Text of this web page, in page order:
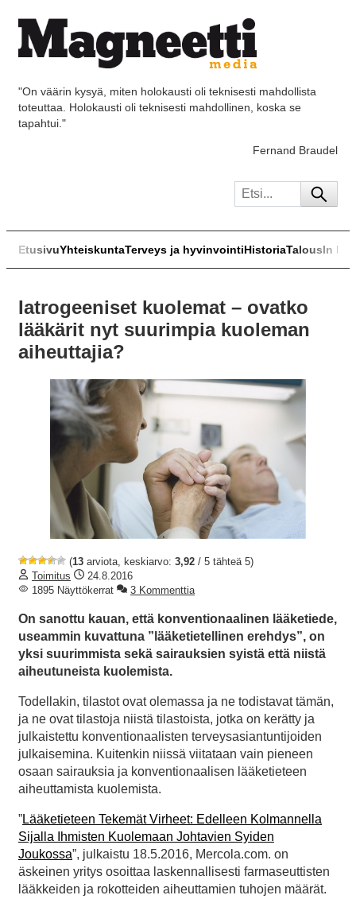
"On väärin kysyä, miten holokausti oli teknisesti mahdollista
toteuttaa. Holokausti oli teknisesti mahdollinen, koska se
tapahtui."
Fernand Braudel
EtusivuYhteiskuntaTerveys ja hyvinvointiHistoriaTalousIn
Iatrogeeniset kuolemat – ovatko
lääkärit nyt suurimpia kuoleman
aiheuttajia?
(13 arviota, keskiarvo: 3,92 / 5 tähteä 5)
Toimitus
24.8.2016
1895 Näyttökerrat
3 Kommenttia
On sanottu kauan, että konventionaalinen lääketiede,
useammin kuvattuna ”lääketietellinen erehdys”, on
yksi suurimmista sekä sairauksien syistä että niistä
aiheutuneista kuolemista.
Todellakin, tilastot ovat olemassa ja ne todistavat tämän,
ja ne ovat tilastoja niistä tilastoista, jotka on kerätty ja
julkaistettu konventionaalisten terveysasiantuntijoiden
julkaisemina. Kuitenkin niissä viitataan vain pieneen
osaan sairauksia ja konventionaalisen lääketieteen
aiheuttamista kuolemista.
”Lääketieteen Tekemät Virheet: Edelleen Kolmannella
Sijalla Ihmisten Kuolemaan Johtavien Syiden
Joukossa”, julkaistu 18.5.2016, Mercola.com. on
äskeinen yritys osoittaa laskennallisesti farmaseuttisten
lääkkeiden ja rokotteiden aiheuttamien tuhojen määrät.